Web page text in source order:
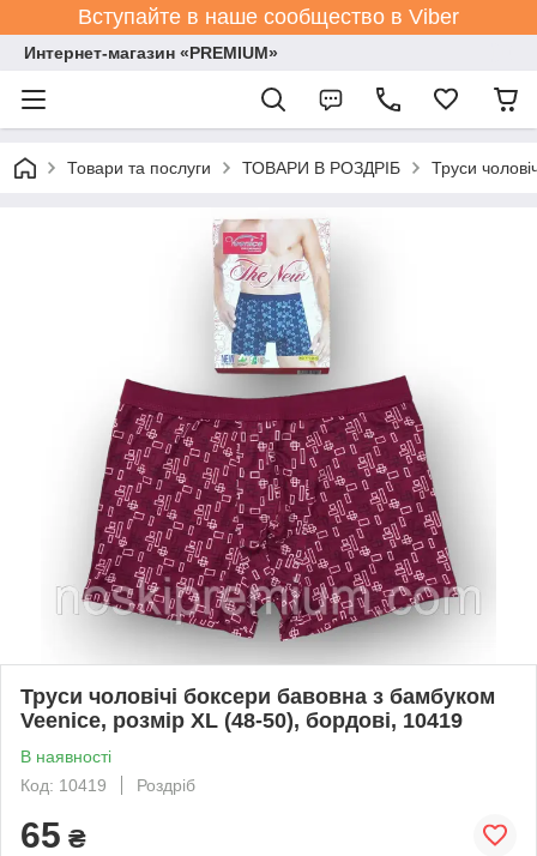
Вступайте в наше сообщество в Viber
Интернет-магазин «PREMIUM»
Товари та послуги ТОВАРИ В РОЗДРІБ Труси
Труси чоловічі боксери бавовна з бамбуком
Veenice, розмір XL (48-50), бордові, 10419
В наявності
Код: 10419
Роздріб
65 ₴